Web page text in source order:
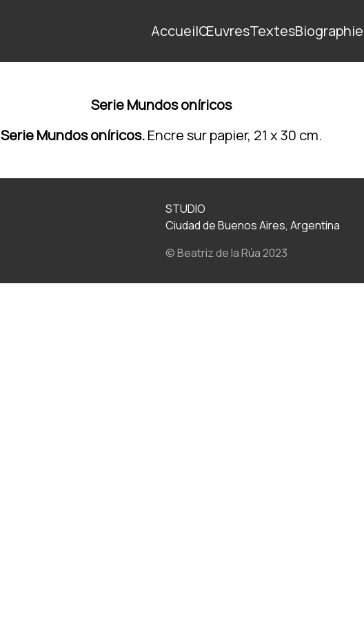
AccueilŒuvresTextesBiographie
Serie Mundos oníricos
Serie Mundos oníricos.Encre sur papier, 21 x 30 cm.
STUDIO
Ciudad de Buenos Aires, Argentina
© Beatriz de la Rúa 2023